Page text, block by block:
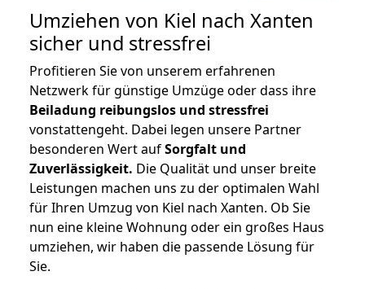
Umziehen von Kiel nach Xanten
sicher und stressfrei
Profitieren Sie von unserem erfahrenen
Netzwerk für günstige Umzüge oder dass ihre
Beiladung reibungslos und stressfrei
vonstattengeht. Dabei legen unsere Partner
besonderen Wert aufSorgfalt und
Zuverlässigkeit. Die Qualität und unser breite
Leistungen machen uns zu der optimalen Wahl
für Ihren Umzug von Kiel nach Xanten. Ob Sie
nun eine kleine Wohnung oder ein großes Haus
umziehen, wir haben die passende Lösung für
Sie.